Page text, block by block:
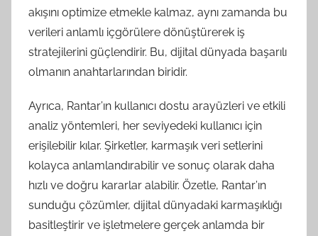
akışını optimize etmekle kalmaz, aynı zamanda bu
verileri anlamlı içgörülere dönüştürerek iş
stratejilerini güçlendirir. Bu, dijital dünyada başarılı
olmanın anahtarlarından biridir.
Ayrıca, Rantar’ın kullanıcı dostu arayüzleri ve etkili
analiz yöntemleri, her seviyedeki kullanıcı için
erişilebilir kılar. Şirketler, karmaşık veri setlerini
kolayca anlamlandırabilir ve sonuç olarak daha
hızlı ve doğru kararlar alabilir. Özetle, Rantar’ın
sunduğu çözümler, dijital dünyadaki karmaşıklığı
basitleştirir ve işletmelere gerçek anlamda bir